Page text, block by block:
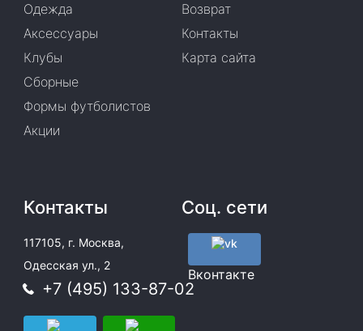
Одежда
Аксессуары
Клубы
Сборные
Формы футболистов
Акции
Возврат
Контакты
Карта сайта
Контакты
117105, г. Москва,
Одесская ул., 2
+7 (495) 133-87-02
Соц. сети
Вконтакте